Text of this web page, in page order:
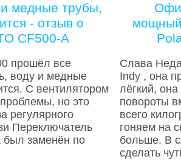
медные трубы,
- отзыв о
CF500-A
прошёл все
воду и медные
С вентилятором
но это
регулярного
Переключатель
был заменён по
Слава
Indy , она
лёгкий,
повороты
всего
гоняем на
больше. В
сделать